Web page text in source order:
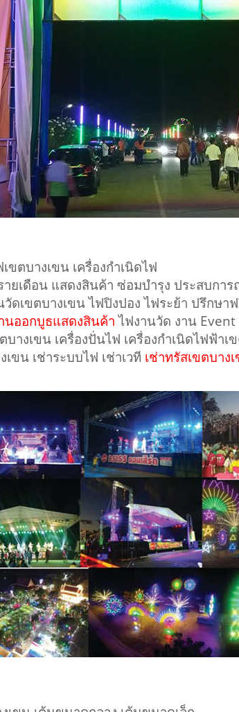
ขตบางเขน เครื่องกำเนิดไฟ
ยเดือน แสดงสินค้า ซ่อมบำรุง ประสบกา
วัดเขตบางเขน ไฟปิงปอง ไฟระย้า ปรึกษา
นออกบูธแสดงสินค้า ไฟงานวัด งาน Event
บางเขน เครื่องปั่นไฟ เครื่องกำเนิดไฟฟ้า
เขน เช่าระบบไฟ เช่าเวที เช่าทรัสเขตบาง